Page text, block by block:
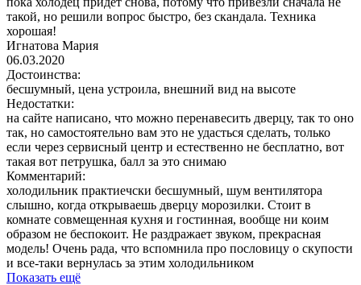
такой, но решили вопрос быстро, без скандала. Техника
хорошая!
Игнатова Мария
06.03.2020
Достоинства:
бесшумный, цена устроила, внешний вид на высоте
Недостатки:
на сайте написано, что можно перенавесить дверцу, так то оно
так, но самостоятельно вам это не удасться сделать, только
если через сервисный центр и естественно не бесплатно, вот
такая вот петрушка, балл за это снимаю
Комментарий:
холодильник практиечски бесшумный, шум вентилятора
слышно, когда открываешь дверцу морозилки. Стоит в
комнате совмещенная кухня и гостинная, вообще ни коим
образом не беспокоит. Не раздражает звуком, прекрасная
модель! Очень рада, что вспомнила про пословицу о скупости
и все-таки вернулась за этим холодильником
Показать ещё